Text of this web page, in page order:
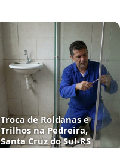
Troca de Roldanas e
Trilhos na Pedreira,
Santa Cruz do Sul‑RS